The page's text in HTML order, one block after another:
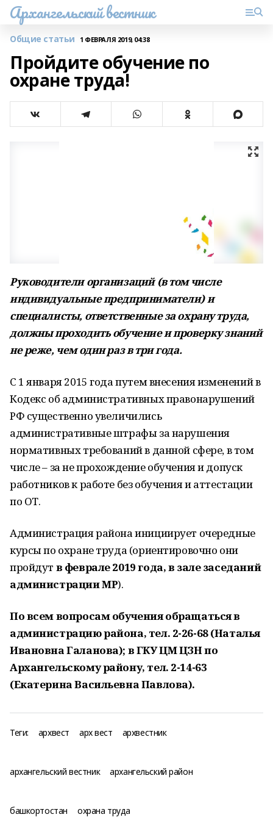
Архангельский вестник
Общие статьи 1 ФЕВРАЛЯ 2019, 04:38
Пройдите обучение по
охране труда!
Руководители организаций (в том числе
индивидуальные предприниматели) и
специалисты, ответственные за охрану труда,
должны проходить обучение и проверку знаний
не реже, чем один раз в три года.
С 1 января 2015 года путем внесения изменений в
Кодекс об административных правонарушений
РФ существенно увеличились
административные штрафы за нарушения
нормативных требований в данной сфере, в том
числе – за не прохождение обучения и допуск
работников к работе без обучения и аттестации
по ОТ.
Администрация района инициирует очередные
курсы по охране труда (ориентировочно они
пройдут в феврале 2019 года, в зале заседаний
администрации МР).
По всем вопросам обучения обращаться в
администрацию района, тел. 2-26-68 (Наталья
Ивановна Галанова); в ГКУ ЦМ ЦЗН по
Архангельскому району, тел. 2-14-63
(Екатерина Васильевна Павлова).
Теги: архвест арх вест архвестник
архангельский вестник архангельский район
башкортостан охрана труда